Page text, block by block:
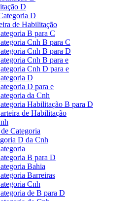
D
D
de Habilitação
B para C
Cnh B para C
Cnh B para D
Cnh B para e
Cnh D para e
D
D para e
da Cnh
Habilitação B para D
de Habilitação
Categoria
D da Cnh
B para D
Bahia
Barreiras
Cnh
de B para D